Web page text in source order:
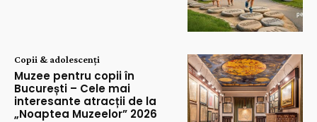
Copii & adolescenți
Muzee pentru copii în
București – Cele mai
interesante atracții de la
„Noaptea Muzeelor” 2026